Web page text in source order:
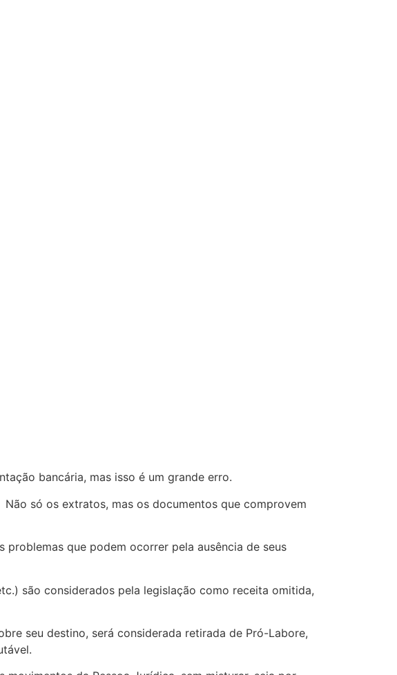
bancária, mas isso é um grande erro.
só os extratos, mas os documentos que comprovem
que podem ocorrer pela ausência de seus
são considerados pela legislação como receita omitida,
seu destino, será considerada retirada de Pró-Labore,